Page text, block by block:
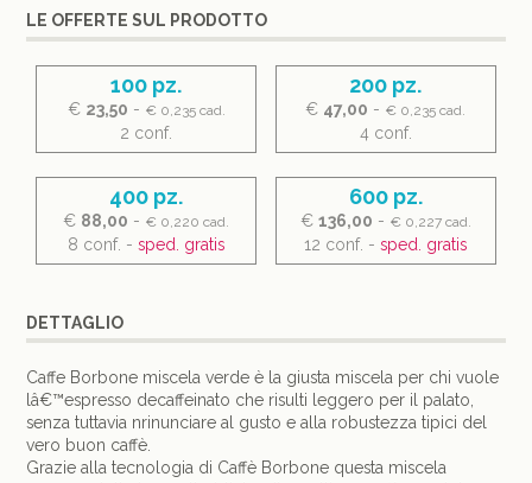
LE OFFERTE SUL PRODOTTO
100 pz.
€ 23,50 - € 0,235 cad.
2 conf.
200 pz.
€ 47,00 - € 0,235 cad.
4 conf.
400 pz.
€ 88,00 - € 0,220 cad.
8 conf. -sped. gratis
600 pz.
€ 136,00 - € 0,227 cad.
12 conf. -sped. gratis
DETTAGLIO
Caffe Borbone miscela verde è la giusta miscela per chi vuole
lâ€™espresso decaffeinato che risulti leggero per il palato,
senza tuttavia nrinunciare al gusto e alla robustezza tipici del
vero buon caffè.
Grazie alla tecnologia di Caffè Borbone questa miscela